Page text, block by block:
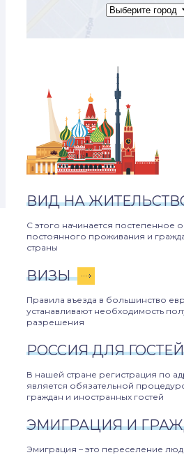
ВИД НА
С этого начинается постепенное
постоянного проживания и
страны
ВИЗЫ
Правила въезда в большинство
устанавливают необходимость
разрешения
РОССИЯ ДЛЯ ГОСТЕЙ
В нашей стране регистрация по
является обязательной
граждан и иностранных гостей
ЭМИГРАЦИЯ И
Эмиграция – это переселение